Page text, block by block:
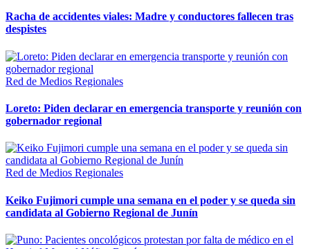
Racha de accidentes viales: Madre y conductores fallecen tras
despistes
Red de Medios Regionales
Loreto: Piden declarar en emergencia transporte y reunión con
gobernador regional
Red de Medios Regionales
Keiko Fujimori cumple una semana en el poder y se queda sin
candidata al Gobierno Regional de Junín